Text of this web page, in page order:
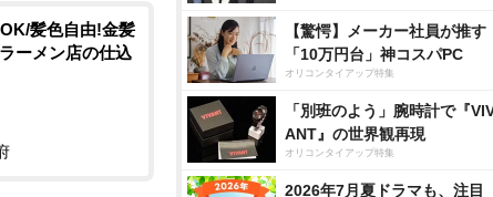
髪色自由!金髪
ーメン店の仕込
【驚愕】メーカー社員が推す
「10万円台」神コスパPC
オリコンタイアップ特集
「別班のよう」腕時計で『
ANT』の世界観再現
オリコンタイアップ特集
2026年7月夏ドラマも、注目